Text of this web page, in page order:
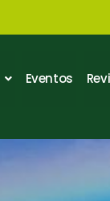
Eventos